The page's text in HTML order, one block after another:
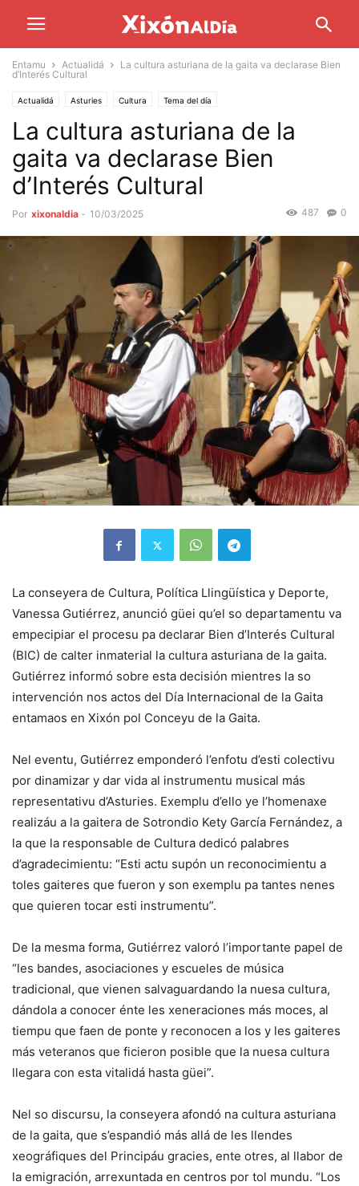
Entamu Actualidá
La cultura asturiana de la gaita va declarase Bien
d’Interés Cultural
Actualidá Asturies Cultura Tema del día
La cultura asturiana de la
gaita va declarase Bien
d’Interés Cultural
Por xixonaldia - 10/03/2025 0
487
La conseyera de Cultura, Política Llingüística y Deporte,
Vanessa Gutiérrez, anunció güei qu’el so departamentu va
empecipiar el procesu pa declarar Bien d’Interés Cultural
(BIC) de calter inmaterial la cultura asturiana de la gaita.
Gutiérrez informó sobre esta decisión mientres la so
intervención nos actos del Día Internacional de la Gaita
entamaos en Xixón pol Conceyu de la Gaita.
Nel eventu, Gutiérrez emponderó l’enfotu d’esti colectivu
por dinamizar y dar vida al instrumentu musical más
representativu d’Asturies. Exemplu d’ello ye l’homenaxe
realizáu a la gaitera de Sotrondio Kety García Fernández, a
la que la responsable de Cultura dedicó palabres
d’agradecimientu: “Esti actu supón un reconocimientu a
toles gaiteres que fueron y son exemplu pa tantes nenes
que quieren tocar esti instrumentu”.
De la mesma forma, Gutiérrez valoró l’importante papel de
“les bandes, asociaciones y escueles de música
tradicional, que vienen salvaguardando la nuesa cultura,
dándola a conocer énte les xeneraciones más moces, al
tiempu que faen de ponte y reconocen a los y les gaiteres
más veteranos que ficieron posible que la nuesa cultura
llegara con esta vitalidá hasta güei”.
Nel so discursu, la conseyera afondó na cultura asturiana
de la gaita, que s’espandió más allá de les llendes
xeográfiques del Principáu gracies, ente otres, al llabor de
la emigración, arrexuntada en centros por tol mundu. “Los